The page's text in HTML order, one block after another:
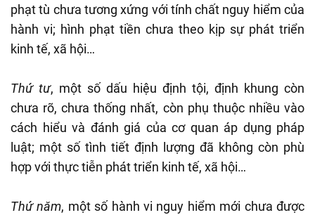
phạt tù chưa tương xứng với tính chất nguy hiểm của
hành vi; hình phạt tiền chưa theo kịp sự phát triển
kinh tế, xã hội…
Thứ tư, một số dấu hiệu định tội, định khung còn
chưa rõ, chưa thống nhất, còn phụ thuộc nhiều vào
cách hiểu và đánh giá của cơ quan áp dụng pháp
luật; một số tình tiết định lượng đã không còn phù
hợp với thực tiễn phát triển kinh tế, xã hội…
Thứ năm, một số hành vi nguy hiểm mới chưa được